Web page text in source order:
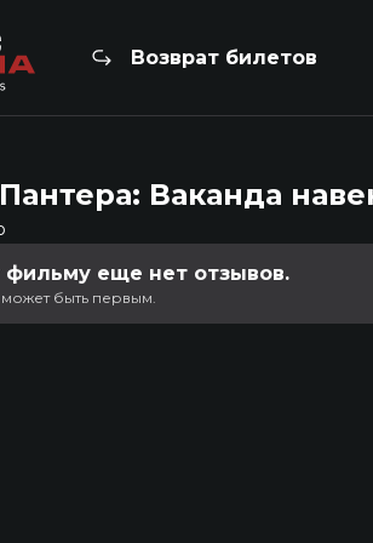
Возврат билетов
Ваканда
фильму еще нет отзывов.
быть первым.